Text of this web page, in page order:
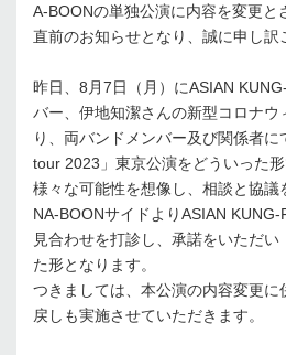
A-BOONの単独公演に内容を変更と
直前のお知らせとなり、誠に申し訳
昨⽇、8⽉7⽇（⽉）にASIAN
バー、伊地知潔さんの新型コロナウ
り、両バンドメンバー及び関係者
tour 2023」東京公演をどういった形
様々な可能性を想像し、相談と協議
NA-BOONサイドよりASIAN
⾒合わせを打診し、承諾をいただい
た形となります。
つきましては、本公演の内容変更
戻しも実施させていただきます。